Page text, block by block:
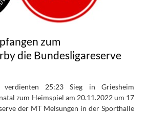
zum
die Bundesligareserve
verdienten 25:23 Sieg in Griesheim
zum Heimspiel am 20.11.2022 um 17
der MT Melsungen in der Sporthalle